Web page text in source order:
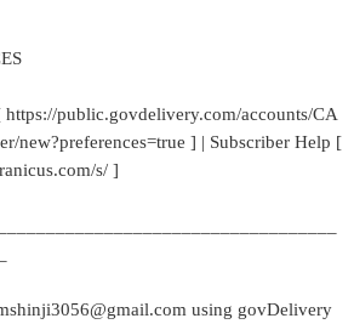
https://public.govdelivery.com/accounts/CA
new?preferences=true ] | Subscriber Help [
s/ ]
using govDelivery